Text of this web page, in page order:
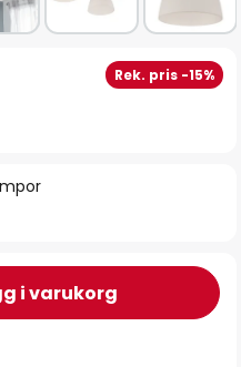
Rek. pris -15%
i varukorg